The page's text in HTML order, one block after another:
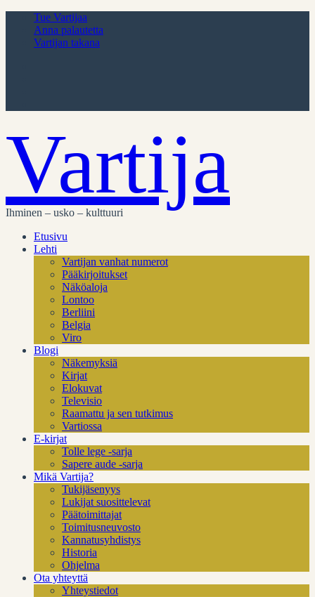
Tue Vartijaa
Anna palautetta
Vartijan takana
Vartija
Ihminen – usko – kulttuuri
Etusivu
Lehti
Vartijan vanhat numerot
Pääkirjoitukset
Näköaloja
Lontoo
Berliini
Belgia
Viro
Blogi
Näkemyksiä
Kirjat
Elokuvat
Televisio
Raamattu ja sen tutkimus
Vartiossa
E-kirjat
Tolle lege -sarja
Sapere aude -sarja
Mikä Vartija?
Tukijäsenyys
Lukijat suosittelevat
Päätoimittajat
Toimitusneuvosto
Kannatusyhdistys
Historia
Ohjelma
Ota yhteyttä
Yhteystiedot